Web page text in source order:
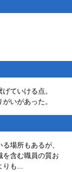
ていける点。
いがあった。
場所もあるが、
を含む職員の質お
りも...